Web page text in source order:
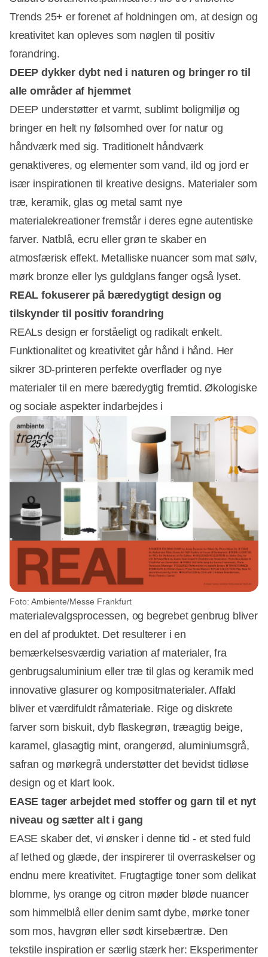
Trends 25+ er forenet af holdningen om, at design og
kreativitet kan opleves som nøglen til positiv
forandring.
DEEP dykker dybt ned i naturen og bringer ro til
alle områder af hjemmet
DEEP understøtter et varmt, sublimt boligmiljø og
bringer en helt ny følsomhed over for natur og
håndværk med sig. Traditionelt håndværk
genaktiveres, og elementer som vand, ild og jord er
især inspirationen til kreative designs. Materialer som
træ, keramik, glas og metal samt nye
materialekreationer fremstår i deres egne autentiske
farver. Natblå, ecru eller grøn te skaber en
atmosfærisk effekt. Metalliske nuancer som mat sølv,
mørk bronze eller lys guldglans fanger også lyset.
REAL fokuserer på bæredygtigt design og
tilskynder til positiv forandring
REALs design er forståeligt og radikalt enkelt.
Funktionalitet og kreativitet går hånd i hånd. Her
sikrer 3D-printeren perfekte overflader og nye
materialer til en mere bæredygtig fremtid. Økologiske
og sociale aspekter indarbejdes i
Foto: Ambiente/Messe Frankfurt
materialevalgsprocessen, og begrebet genbrug bliver
en del af produktet. Det resulterer i en
bemærkelsesværdig variation af materialer, fra
genbrugsaluminium eller træ til glas og keramik med
innovative glasurer og kompositmaterialer. Affald
bliver et værdifuldt råmateriale. Rige og diskrete
farver som biskuit, dyb flaskegrøn, træagtig beige,
karamel, glasagtig mint, orangerød, aluminiumsgrå,
safran og mørkegrå understøtter det bevidst tidløse
design og et klart look.
EASE tager arbejdet med stoffer og garn til et nyt
niveau og sætter alt i gang
EASE skaber det, vi ønsker i denne tid - et sted fuld
af lethed og glæde, der inspirerer til overraskelser og
endnu mere kreativitet. Frugtagtige toner som delikat
blomme, lys orange og citron møder bløde nuancer
som himmelblå eller denim samt dybe, mørke toner
som mos, havgrøn eller sødt kirsebærtræ. Den
tekstile inspiration er særlig stærk her: Eksperimenter